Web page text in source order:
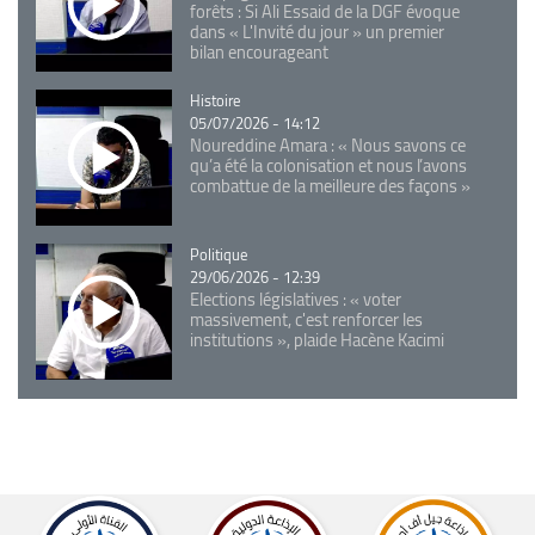
forêts : Si Ali Essaid de la DGF évoque
dans « L'Invité du jour » un premier
bilan encourageant
Catégorie
Histoire
05/07/2026 - 14:12
Noureddine Amara : « Nous savons ce
qu’a été la colonisation et nous l’avons
combattue de la meilleure des façons »
Catégorie
Politique
29/06/2026 - 12:39
Elections législatives : « voter
massivement, c'est renforcer les
institutions », plaide Hacène Kacimi